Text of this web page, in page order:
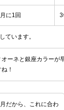
に1回 3
ています。
オーネと銀座カラーが
！
だから、これに合わ